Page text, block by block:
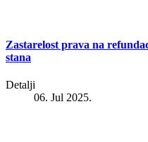
Zastarelost prava na
stana
Detalji
06. Jul 2025.